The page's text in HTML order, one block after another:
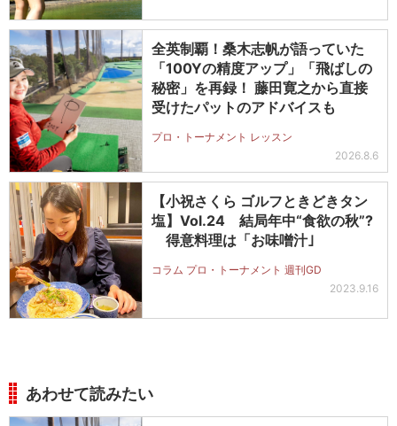
全英制覇！桑木志帆が語っていた
「100Yの精度アップ」「飛ばしの
秘密」を再録！ 藤田寛之から直接
受けたパットのアドバイスも
プロ・トーナメント レッスン
2026.8.6
【小祝さくら ゴルフときどきタン
塩】Vol.24 結局年中“食欲の秋”?
得意料理は「お味噌汁｣
コラム プロ・トーナメント 週刊GD
2023.9.16
あわせて読みたい